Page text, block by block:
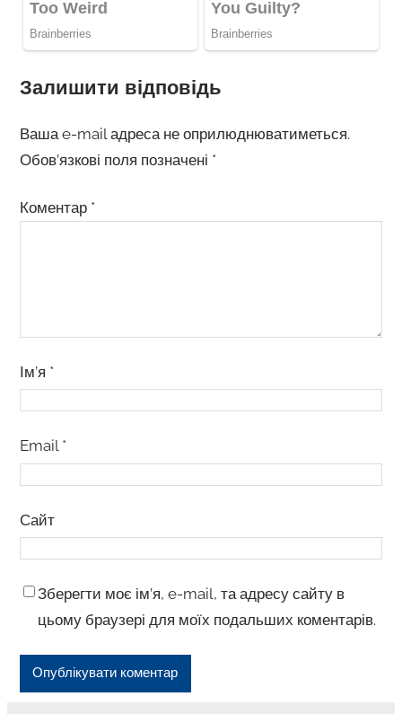
Залишити відповідь
Ваша e-mail адреса не оприлюднюватиметься.
Обов’язкові поля позначені *
Коментар *
Ім’я *
Email *
Сайт
Зберегти моє ім’я, e-mail, та адресу сайту в
цьому браузері для моїх подальших коментарів.